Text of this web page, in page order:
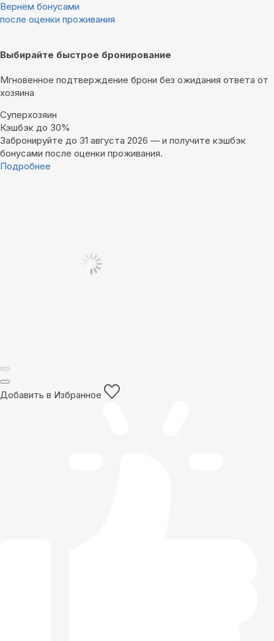
Вернём бонусами
после оценки проживания
Выбирайте быстрое бронирование
Мгновенное подтверждение брони без ожидания ответа от
хозяина
Суперхозяин
Кэшбэк до 30%
Забронируйте до 31 августа 2026 — и получите кэшбэк
бонусами после оценки проживания.
Подробнее
Добавить в Избранное